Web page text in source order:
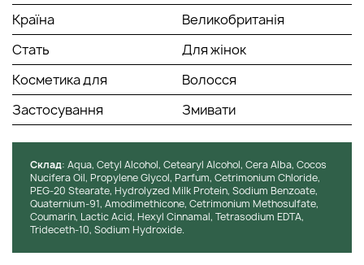
регулярних хімічних/термічних впливах.
Натуральна кокосова олія— джерело амінокислот,
вітамінів та антиоксидантів, яке не дає волоссю
втрачати вологу, зберігає білок у структурі, робить
локони шовковистими, менш ламкими та посіченими.
Гідролізовані молочні протеїнивідновлюють та
зміцнюють структуру волосся зсередини,
стимулюють процеси активної гідратації, надають
еластичність та блиск.
Бджолиний віскзахищає локони від негативних
впливів екологічних шкідливих факторів та погодних
умов, надає пасмам об'єму, пишності, гладкості та
покращує їх зовнішній вигляд.
Країна
Великобританія
Стать
Для жінок
Косметика для
Волосся
Застосування
Змивати
Cклад: Aqua, Cetyl Alcohol, Cetearyl Alcohol, Cera Alba, Cocos
Nucifera Oil, Propylene Glycol, Parfum, Cetrimonium Chloride,
PEG-20 Stearate, Hydrolyzed Milk Protein, Sodium Benzoate,
Quaternium-91, Amodimethicone, Cetrimonium Methosulfate,
Coumarin, Lactic Acid, Hexyl Cinnamal, Tetrasodium EDTA,
Trideceth-10, Sodium Hydroxide.